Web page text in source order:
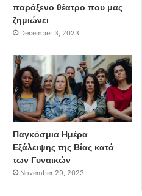
παράξενο θέατρο που μας
ζημιώνει
December 3, 2023
Παγκόσμια Ημέρα
Εξάλειψης της Βίας κατά
των Γυναικών
November 29, 2023